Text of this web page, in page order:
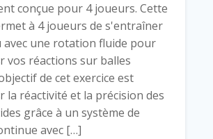
conçue pour 4 joueurs. Cette
à 4 joueurs de s'entraîner
avec une rotation fluide pour
vos réactions sur balles
de cet exercice est
la réactivité et la précision des
grâce à un système de
avec […]